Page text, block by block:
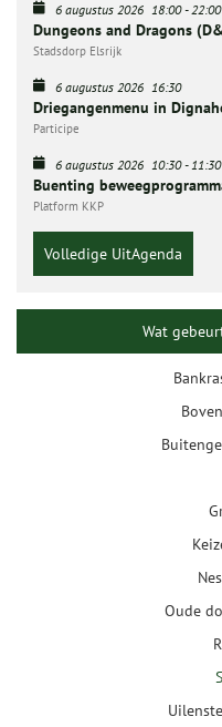
6 augustus 2026 18:00-22:00
Dungeons and Dragons
Stadsdorp Elsrijk
6 augustus 2026 16:30
Driegangenmenu in
Participe
6 augustus 2026 10:30-11:30
Buenting
Platform KKP
Volledige UitAgenda
Wat
Oude